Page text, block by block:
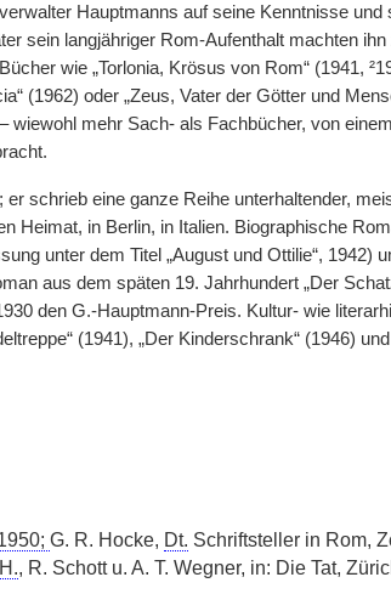
Hauptmanns auf seine Kenntnisse und
sein langjähriger Rom-Aufenthalt machten ihn
wie „Torlonia, Krösus von Rom“ (1941,
(1962) oder „Zeus, Vater der Götter und
mehr Sach- als Fachbücher, von
schrieb eine ganze Reihe unterhaltender,
Heimat, in Berlin, in Italien. Biographische
unter dem Titel „August und Ottilie“, 1942)
aus dem späten 19. Jahrhundert „Der
den G.-Hauptmann-Preis. Kultur- wie
(1941), „Der Kinderschrank“ (1946)
G. R. Hocke, Dt. Schriftsteller in Rom,
H., R. Schott u. A. T. Wegner, in: Die Tat,